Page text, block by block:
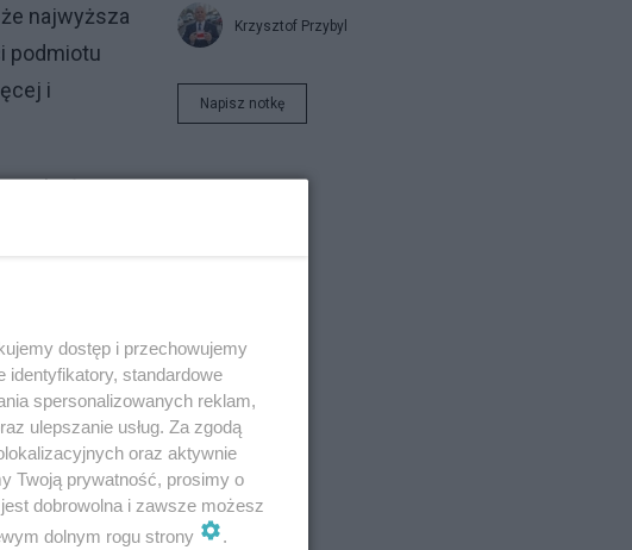
najwyższa
podmiotu
i
Krzysztof Przybyl
Napisz notkę
dostęp i przechowujemy
identyfikatory, standardowe
spersonalizowanych reklam,
ulepszanie usług. Za zgodą
oraz aktywnie
Twoją prywatność, prosimy o
dobrowolna i zawsze możesz
dolnym rogu strony
.